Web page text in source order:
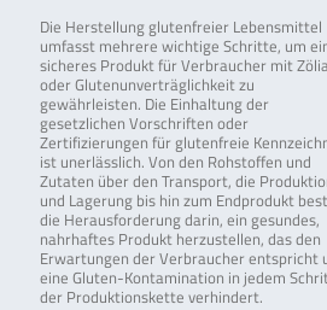
Die Herstellung glutenfreier Lebensmittel
umfasst mehrere wichtige Schritte, um
sicheres Produkt für Verbraucher mit
oder Glutenunverträglichkeit zu
gewährleisten. Die Einhaltung der
gesetzlichen Vorschriften oder
Zertifizierungen für glutenfreie
ist unerlässlich. Von den Rohstoffen und
Zutaten über den Transport, die
und Lagerung bis hin zum Endprodukt
die Herausforderung darin, ein gesundes,
nahrhaftes Produkt herzustellen, das den
Erwartungen der Verbraucher entspricht
eine Gluten-Kontamination in jedem
der Produktionskette verhindert.